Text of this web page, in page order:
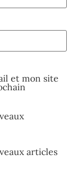
et mon site
articles